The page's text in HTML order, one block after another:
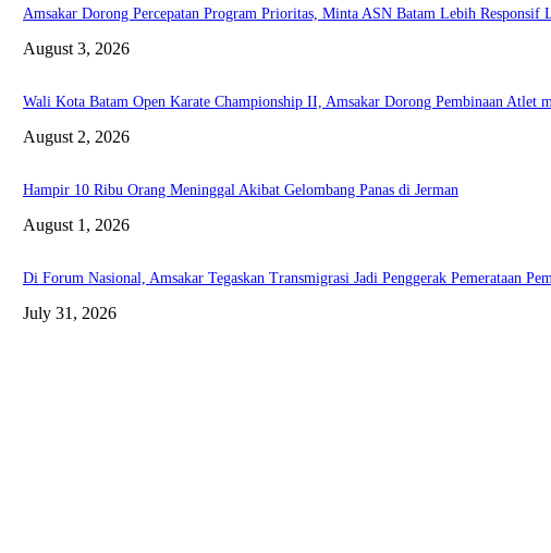
Amsakar Dorong Percepatan Program Prioritas, Minta ASN Batam Lebih Responsif
August 3, 2026
Wali Kota Batam Open Karate Championship II, Amsakar Dorong Pembinaan Atlet
August 2, 2026
Hampir 10 Ribu Orang Meninggal Akibat Gelombang Panas di Jerman
August 1, 2026
Di Forum Nasional, Amsakar Tegaskan Transmigrasi Jadi Penggerak Pemerataan
July 31, 2026